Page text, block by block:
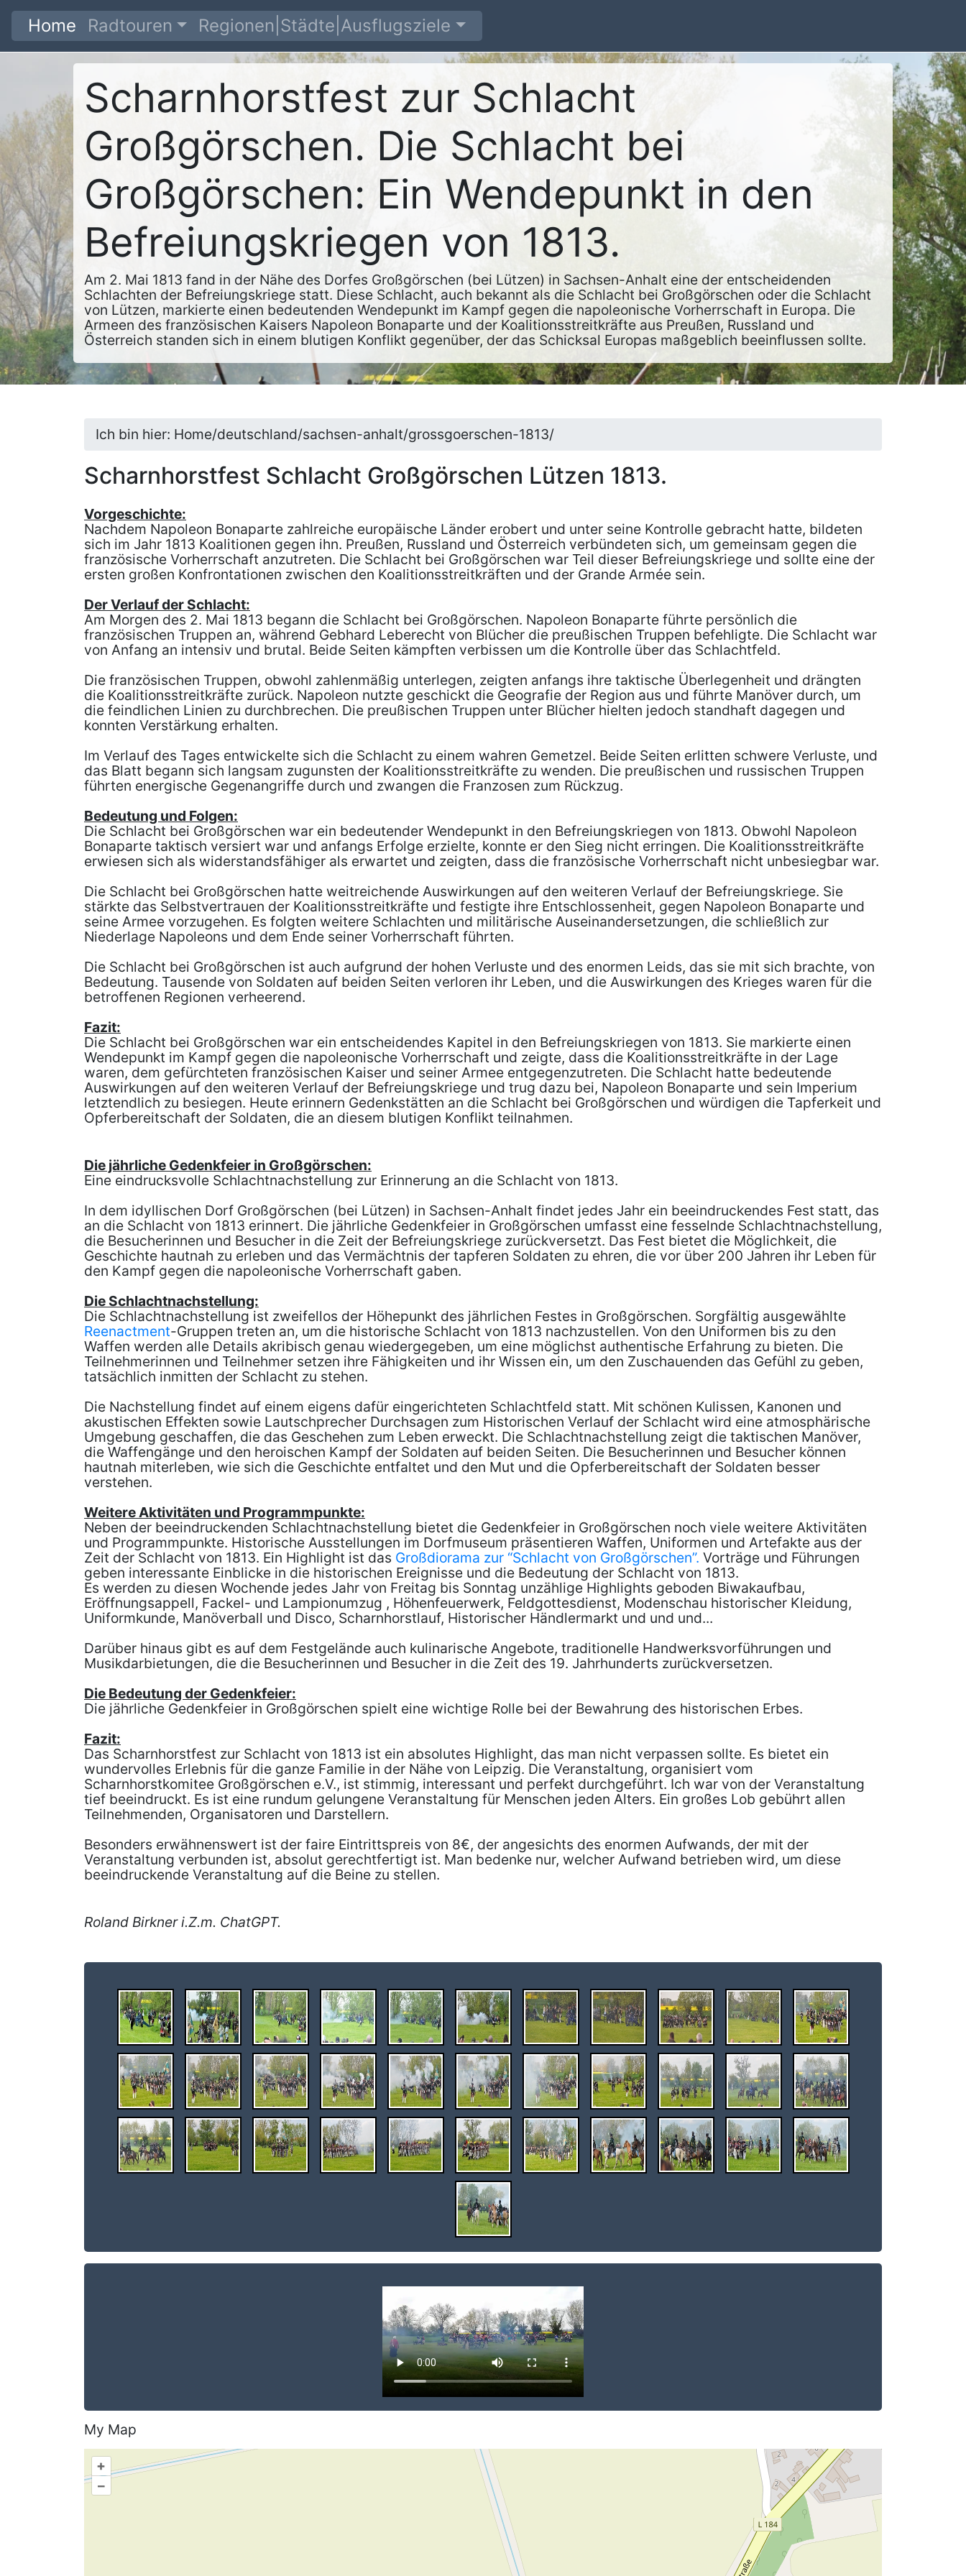
Home Radtouren Regionen|Städte|Ausflugsziele
Scharnhorstfest zur Schlacht
Großgörschen. Die Schlacht bei
Großgörschen: Ein Wendepunkt in den
Befreiungskriegen von 1813.
Am 2. Mai 1813 fand in der Nähe des Dorfes Großgörschen (bei Lützen) in Sachsen-Anhalt eine der entscheidenden
Schlachten der Befreiungskriege statt. Diese Schlacht, auch bekannt als die Schlacht bei Großgörschen oder die Schlacht
von Lützen, markierte einen bedeutenden Wendepunkt im Kampf gegen die napoleonische Vorherrschaft in Europa. Die
Armeen des französischen Kaisers Napoleon Bonaparte und der Koalitionsstreitkräfte aus Preußen, Russland und
Österreich standen sich in einem blutigen Konflikt gegenüber, der das Schicksal Europas maßgeblich beeinflussen sollte.
Ich bin hier: Home/deutschland/sachsen-anhalt/grossgoerschen-1813/
Scharnhorstfest Schlacht Großgörschen Lützen 1813.
Vorgeschichte:
Nachdem Napoleon Bonaparte zahlreiche europäische Länder erobert und unter seine Kontrolle gebracht hatte, bildeten
sich im Jahr 1813 Koalitionen gegen ihn. Preußen, Russland und Österreich verbündeten sich, um gemeinsam gegen die
französische Vorherrschaft anzutreten. Die Schlacht bei Großgörschen war Teil dieser Befreiungskriege und sollte eine der
ersten großen Konfrontationen zwischen den Koalitionsstreitkräften und der Grande Armée sein.
Der Verlauf der Schlacht:
Am Morgen des 2. Mai 1813 begann die Schlacht bei Großgörschen. Napoleon Bonaparte führte persönlich die
französischen Truppen an, während Gebhard Leberecht von Blücher die preußischen Truppen befehligte. Die Schlacht war
von Anfang an intensiv und brutal. Beide Seiten kämpften verbissen um die Kontrolle über das Schlachtfeld.
Die französischen Truppen, obwohl zahlenmäßig unterlegen, zeigten anfangs ihre taktische Überlegenheit und drängten
die Koalitionsstreitkräfte zurück. Napoleon nutzte geschickt die Geografie der Region aus und führte Manöver durch, um
die feindlichen Linien zu durchbrechen. Die preußischen Truppen unter Blücher hielten jedoch standhaft dagegen und
konnten Verstärkung erhalten.
Im Verlauf des Tages entwickelte sich die Schlacht zu einem wahren Gemetzel. Beide Seiten erlitten schwere Verluste, und
das Blatt begann sich langsam zugunsten der Koalitionsstreitkräfte zu wenden. Die preußischen und russischen Truppen
führten energische Gegenangriffe durch und zwangen die Franzosen zum Rückzug.
Bedeutung und Folgen:
Die Schlacht bei Großgörschen war ein bedeutender Wendepunkt in den Befreiungskriegen von 1813. Obwohl Napoleon
Bonaparte taktisch versiert war und anfangs Erfolge erzielte, konnte er den Sieg nicht erringen. Die Koalitionsstreitkräfte
erwiesen sich als widerstandsfähiger als erwartet und zeigten, dass die französische Vorherrschaft nicht unbesiegbar war.
Die Schlacht bei Großgörschen hatte weitreichende Auswirkungen auf den weiteren Verlauf der Befreiungskriege. Sie
stärkte das Selbstvertrauen der Koalitionsstreitkräfte und festigte ihre Entschlossenheit, gegen Napoleon Bonaparte und
seine Armee vorzugehen. Es folgten weitere Schlachten und militärische Auseinandersetzungen, die schließlich zur
Niederlage Napoleons und dem Ende seiner Vorherrschaft führten.
Die Schlacht bei Großgörschen ist auch aufgrund der hohen Verluste und des enormen Leids, das sie mit sich brachte, von
Bedeutung. Tausende von Soldaten auf beiden Seiten verloren ihr Leben, und die Auswirkungen des Krieges waren für die
betroffenen Regionen verheerend.
Fazit:
Die Schlacht bei Großgörschen war ein entscheidendes Kapitel in den Befreiungskriegen von 1813. Sie markierte einen
Wendepunkt im Kampf gegen die napoleonische Vorherrschaft und zeigte, dass die Koalitionsstreitkräfte in der Lage
waren, dem gefürchteten französischen Kaiser und seiner Armee entgegenzutreten. Die Schlacht hatte bedeutende
Auswirkungen auf den weiteren Verlauf der Befreiungskriege und trug dazu bei, Napoleon Bonaparte und sein Imperium
letztendlich zu besiegen. Heute erinnern Gedenkstätten an die Schlacht bei Großgörschen und würdigen die Tapferkeit und
Opferbereitschaft der Soldaten, die an diesem blutigen Konflikt teilnahmen.
Die jährliche Gedenkfeier in Großgörschen:
Eine eindrucksvolle Schlachtnachstellung zur Erinnerung an die Schlacht von 1813.
In dem idyllischen Dorf Großgörschen (bei Lützen) in Sachsen-Anhalt findet jedes Jahr ein beeindruckendes Fest statt, das
an die Schlacht von 1813 erinnert. Die jährliche Gedenkfeier in Großgörschen umfasst eine fesselnde Schlachtnachstellung,
die Besucherinnen und Besucher in die Zeit der Befreiungskriege zurückversetzt. Das Fest bietet die Möglichkeit, die
Geschichte hautnah zu erleben und das Vermächtnis der tapferen Soldaten zu ehren, die vor über 200 Jahren ihr Leben für
den Kampf gegen die napoleonische Vorherrschaft gaben.
Die Schlachtnachstellung:
Die Schlachtnachstellung ist zweifellos der Höhepunkt des jährlichen Festes in Großgörschen. Sorgfältig ausgewählte
Reenactment-Gruppen treten an, um die historische Schlacht von 1813 nachzustellen. Von den Uniformen bis zu den
Waffen werden alle Details akribisch genau wiedergegeben, um eine möglichst authentische Erfahrung zu bieten. Die
Teilnehmerinnen und Teilnehmer setzen ihre Fähigkeiten und ihr Wissen ein, um den Zuschauenden das Gefühl zu geben,
tatsächlich inmitten der Schlacht zu stehen.
Die Nachstellung findet auf einem eigens dafür eingerichteten Schlachtfeld statt. Mit schönen Kulissen, Kanonen und
akustischen Effekten sowie Lautschprecher Durchsagen zum Historischen Verlauf der Schlacht wird eine atmosphärische
Umgebung geschaffen, die das Geschehen zum Leben erweckt. Die Schlachtnachstellung zeigt die taktischen Manöver,
die Waffengänge und den heroischen Kampf der Soldaten auf beiden Seiten. Die Besucherinnen und Besucher können
hautnah miterleben, wie sich die Geschichte entfaltet und den Mut und die Opferbereitschaft der Soldaten besser
verstehen.
Weitere Aktivitäten und Programmpunkte:
Neben der beeindruckenden Schlachtnachstellung bietet die Gedenkfeier in Großgörschen noch viele weitere Aktivitäten
und Programmpunkte. Historische Ausstellungen im Dorfmuseum präsentieren Waffen, Uniformen und Artefakte aus der
Zeit der Schlacht von 1813. Ein Highlight ist das Großdiorama zur “Schlacht von Großgörschen”. Vorträge und Führungen
geben interessante Einblicke in die historischen Ereignisse und die Bedeutung der Schlacht von 1813.
Es werden zu diesen Wochende jedes Jahr von Freitag bis Sonntag unzählige Highlights geboden Biwakaufbau,
Eröffnungsappell, Fackel- und Lampionumzug , Höhenfeuerwerk, Feldgottesdienst, Modenschau historischer Kleidung,
Uniformkunde, Manöverball und Disco, Scharnhorstlauf, Historischer Händlermarkt und und und...
Darüber hinaus gibt es auf dem Festgelände auch kulinarische Angebote, traditionelle Handwerksvorführungen und
Musikdarbietungen, die die Besucherinnen und Besucher in die Zeit des 19. Jahrhunderts zurückversetzen.
Die Bedeutung der Gedenkfeier:
Die jährliche Gedenkfeier in Großgörschen spielt eine wichtige Rolle bei der Bewahrung des historischen Erbes.
Fazit:
Das Scharnhorstfest zur Schlacht von 1813 ist ein absolutes Highlight, das man nicht verpassen sollte. Es bietet ein
wundervolles Erlebnis für die ganze Familie in der Nähe von Leipzig. Die Veranstaltung, organisiert vom
Scharnhorstkomitee Großgörschen e.V., ist stimmig, interessant und perfekt durchgeführt. Ich war von der Veranstaltung
tief beeindruckt. Es ist eine rundum gelungene Veranstaltung für Menschen jeden Alters. Ein großes Lob gebührt allen
Teilnehmenden, Organisatoren und Darstellern.
Besonders erwähnenswert ist der faire Eintrittspreis von 8€, der angesichts des enormen Aufwands, der mit der
Veranstaltung verbunden ist, absolut gerechtfertigt ist. Man bedenke nur, welcher Aufwand betrieben wird, um diese
beeindruckende Veranstaltung auf die Beine zu stellen.
Roland Birkner i.Z.m. ChatGPT.
My Map
+
–